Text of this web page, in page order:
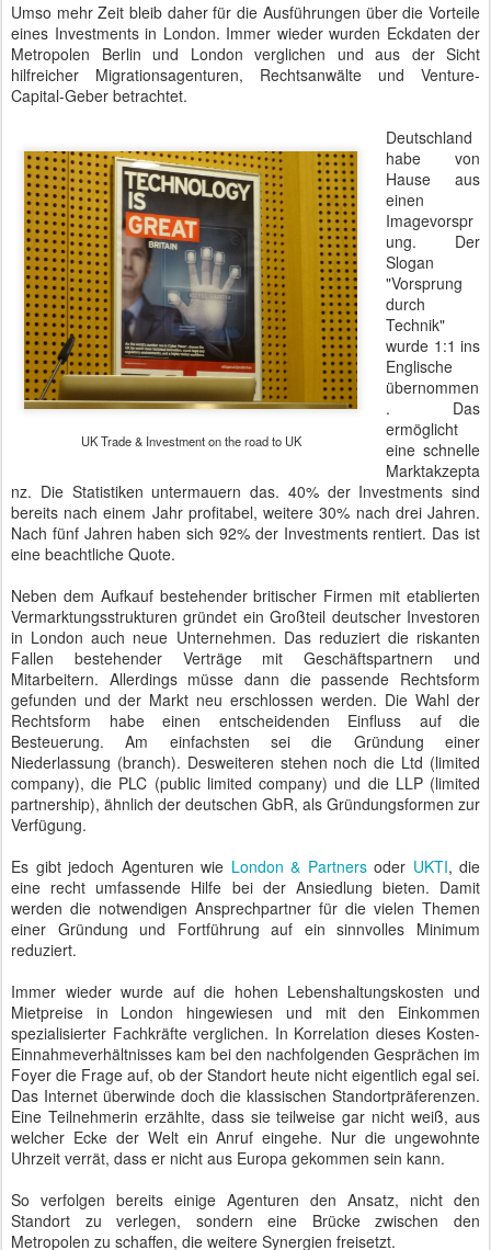
Umso mehr Zeit bleib daher für die Ausführungen über die Vorteile
eines Investments in London. Immer wieder wurden Eckdaten der
Metropolen Berlin und London verglichen und aus der Sicht
hilfreicher Migrationsagenturen, Rechtsanwälte und Venture-
Capital-Geber betrachtet.
UK Trade & Investment on the road to UK
Deutschland
habe von
Hause aus
einen
Imagevorspr
ung. Der
Slogan
"Vorsprung
durch
Technik"
wurde 1:1 ins
Englische
übernommen
. Das
ermöglicht
eine schnelle
Marktakzepta
nz. Die Statistiken untermauern das. 40% der Investments sind
bereits nach einem Jahr profitabel, weitere 30% nach drei Jahren.
Nach fünf Jahren haben sich 92% der Investments rentiert. Das ist
eine beachtliche Quote.
Neben dem Aufkauf bestehender britischer Firmen mit etablierten
Vermarktungsstrukturen gründet ein Großteil deutscher Investoren
in London auch neue Unternehmen. Das reduziert die riskanten
Fallen bestehender Verträge mit Geschäftspartnern und
Mitarbeitern. Allerdings müsse dann die passende Rechtsform
gefunden und der Markt neu erschlossen werden. Die Wahl der
Rechtsform habe einen entscheidenden Einfluss auf die
Besteuerung. Am einfachsten sei die Gründung einer
Niederlassung (branch). Desweiteren stehen noch die Ltd (limited
company), die PLC (public limited company) und die LLP (limited
partnership), ähnlich der deutschen GbR, als Gründungsformen zur
Verfügung.
Es gibt jedoch Agenturen wie London & Partnersoder UKTI, die
eine recht umfassende Hilfe bei der Ansiedlung bieten. Damit
werden die notwendigen Ansprechpartner für die vielen Themen
einer Gründung und Fortführung auf ein sinnvolles Minimum
reduziert.
Immer wieder wurde auf die hohen Lebenshaltungskosten und
Mietpreise in London hingewiesen und mit den Einkommen
spezialisierter Fachkräfte verglichen. In Korrelation dieses Kosten-
Einnahmeverhältnisses kam bei den nachfolgenden Gesprächen im
Foyer die Frage auf, ob der Standort heute nicht eigentlich egal sei.
Das Internet überwinde doch die klassischen Standortpräferenzen.
Eine Teilnehmerin erzählte, dass sie teilweise gar nicht weiß, aus
welcher Ecke der Welt ein Anruf eingehe. Nur die ungewohnte
Uhrzeit verrät, dass er nicht aus Europa gekommen sein kann.
So verfolgen bereits einige Agenturen den Ansatz, nicht den
Standort zu verlegen, sondern eine Brücke zwischen den
Metropolen zu schaffen, die weitere Synergien freisetzt.